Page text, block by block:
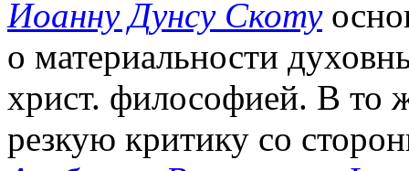
Иоанну Дунсу Скоту
о материальности
христ. философией. В то
резкую критику со